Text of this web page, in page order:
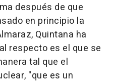
después de que
en principio la
Quintana ha
respecto es el que se
tal que el
"que es un